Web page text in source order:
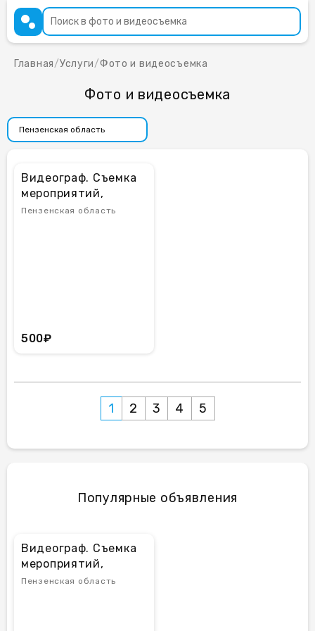
Главная/Услуги/Фото и видеосъемка
Фото и видеосъемка
Видеограф. Съемка
мероприятий,
рекламы, reels
Пензенская область
500₽
1 2 3 4 5
Популярные объявления
Видеограф. Съемка
мероприятий,
рекламы, reels
Пензенская область